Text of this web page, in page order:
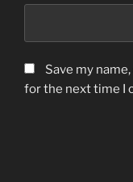
Save my
for the next time I